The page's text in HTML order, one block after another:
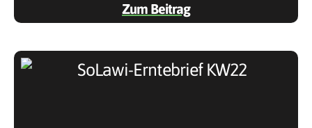
Zum Beitrag